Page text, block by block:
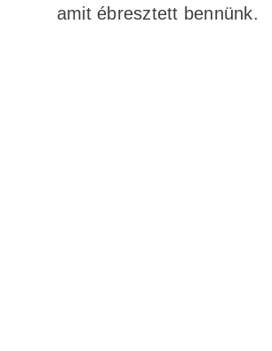
amit ébresztett bennünk.